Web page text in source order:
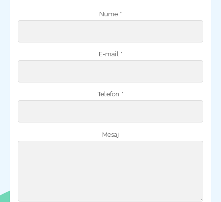
Nume *
E-mail *
Telefon *
Mesaj